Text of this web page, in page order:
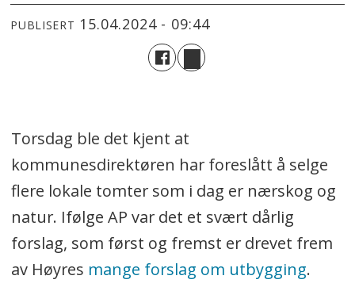
PUBLISERT 15.04.2024 - 09:44
Torsdag ble det kjent at
kommunesdirektøren har foreslått å selge
flere lokale tomter som i dag er nærskog og
natur. Ifølge AP var det et svært dårlig
forslag, som først og fremst er drevet frem
av Høyres mange forslag om utbygging.